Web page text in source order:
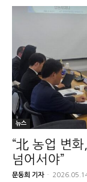
뉴스
“北 농업 변
넘어서야”
문동희 기자 -